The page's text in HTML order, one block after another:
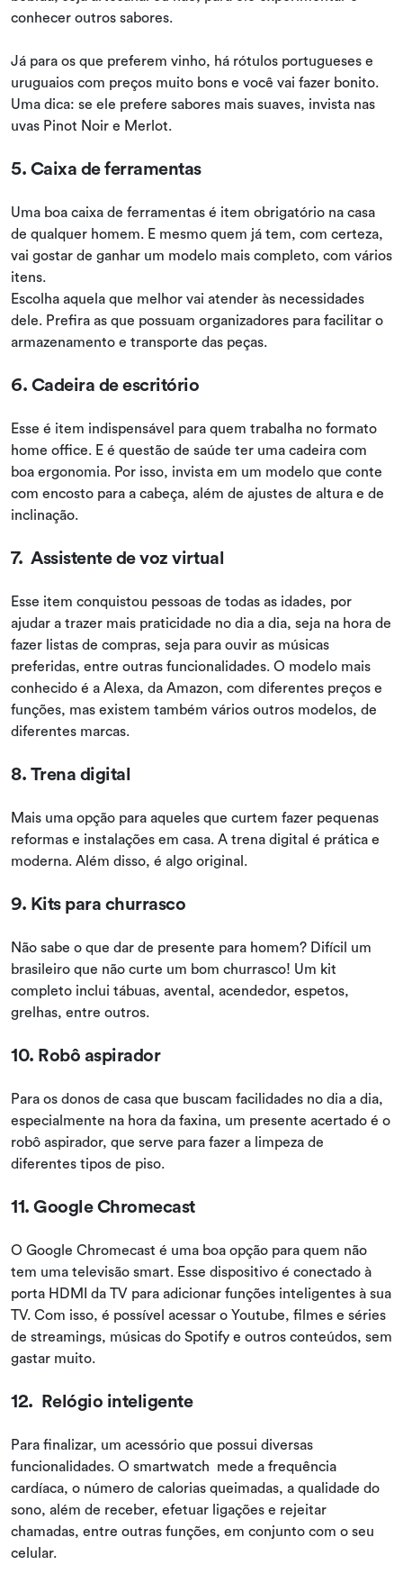
conhecer outros sabores.
Já para os que preferem vinho, há rótulos portugueses e
uruguaios com preços muito bons e você vai fazer bonito.
Uma dica: se ele prefere sabores mais suaves, invista nas
uvas Pinot Noir e Merlot.
5. Caixa de ferramentas
Uma boa caixa de ferramentas é item obrigatório na casa
de qualquer homem. E mesmo quem já tem, com certeza,
vai gostar de ganhar um modelo mais completo, com vários
itens.
Escolha aquela que melhor vai atender às necessidades
dele. Prefira as que possuam organizadores para facilitar o
armazenamento e transporte das peças.
6. Cadeira de escritório
Esse é item indispensável para quem trabalha no formato
home office. E é questão de saúde ter uma cadeira com
boa ergonomia. Por isso, invista em um modelo que conte
com encosto para a cabeça, além de ajustes de altura e de
inclinação.
7. Assistente de voz virtual
Esse item conquistou pessoas de todas as idades, por
ajudar a trazer mais praticidade no dia a dia, seja na hora de
fazer listas de compras, seja para ouvir as músicas
preferidas, entre outras funcionalidades. O modelo mais
conhecido é a Alexa, da Amazon, com diferentes preços e
funções, mas existem também vários outros modelos, de
diferentes marcas.
8. Trena digital
Mais uma opção para aqueles que curtem fazer pequenas
reformas e instalações em casa. A trena digital é prática e
moderna. Além disso, é algo original.
9. Kits para churrasco
Não sabe o que dar de presente para homem? Difícil um
brasileiro que não curte um bom churrasco! Um kit
completo inclui tábuas, avental, acendedor, espetos,
grelhas, entre outros.
10. Robô aspirador
Para os donos de casa que buscam facilidades no dia a dia,
especialmente na hora da faxina, um presente acertado é o
robô aspirador, que serve para fazer a limpeza de
diferentes tipos de piso.
11. Google Chromecast
O Google Chromecast é uma boa opção para quem não
tem uma televisão smart. Esse dispositivo é conectado à
porta HDMI da TV para adicionar funções inteligentes à sua
TV. Com isso, é possível acessar o Youtube, filmes e séries
de streamings, músicas do Spotify e outros conteúdos, sem
gastar muito.
12. Relógio inteligente
Para finalizar, um acessório que possui diversas
funcionalidades. O smartwatch mede a frequência
cardíaca, o número de calorias queimadas, a qualidade do
sono, além de receber, efetuar ligações e rejeitar
chamadas, entre outras funções, em conjunto com o seu
celular.